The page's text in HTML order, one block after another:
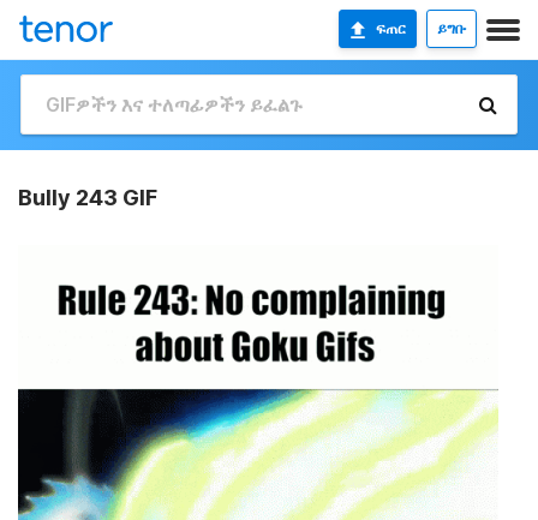
ፍጠር ይግቡ
Bully 243 GIF